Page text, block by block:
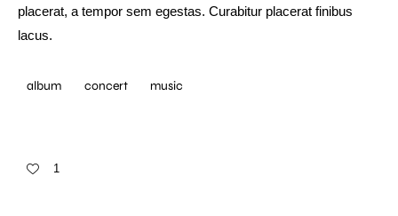
placerat, a tempor sem egestas. Curabitur placerat finibus
lacus.
album concert music
1